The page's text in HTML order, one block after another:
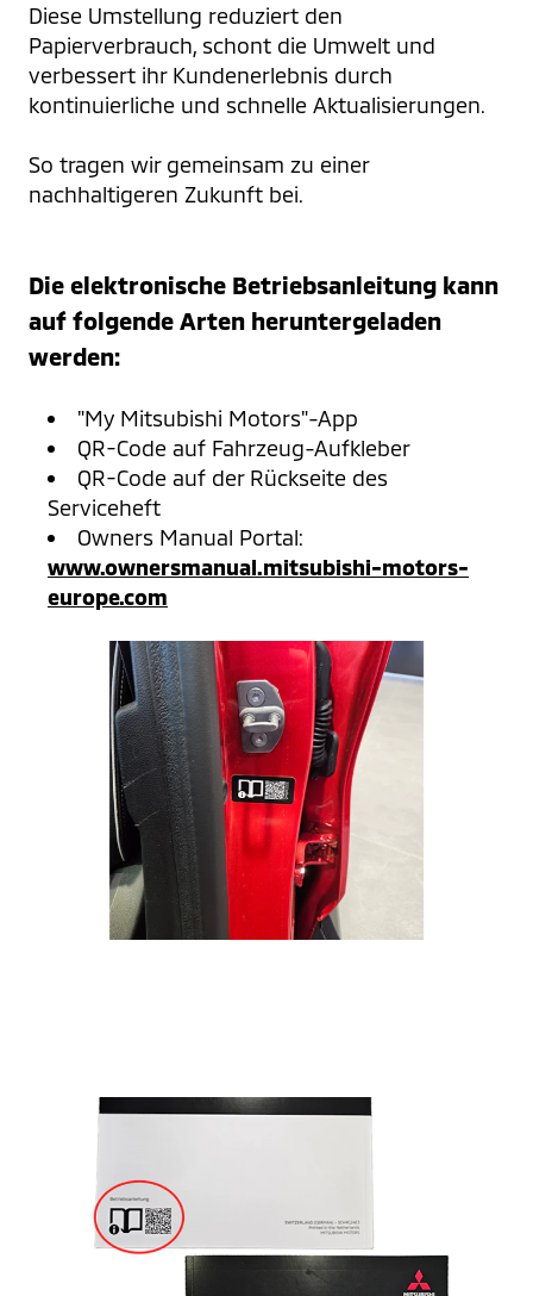
Diese Umstellung reduziert den
Papierverbrauch, schont die Umwelt und
verbessert ihr Kundenerlebnis durch
kontinuierliche und schnelle Aktualisierungen.
So tragen wir gemeinsam zu einer
nachhaltigeren Zukunft bei.
Die elektronische Betriebsanleitung kann
auf folgende Arten heruntergeladen
werden:
"My Mitsubishi Motors"-App
QR-Code auf Fahrzeug-Aufkleber
QR-Code auf der Rückseite des
Serviceheft
Owners Manual Portal:
www.ownersmanual.mitsubishi-motors-
europe.com